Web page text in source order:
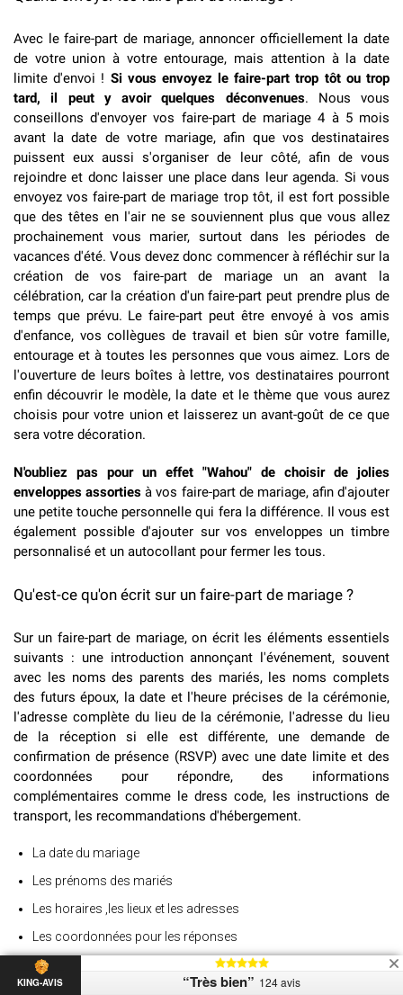
Avec le faire-part de mariage, annoncer officiellement la date
de votre union à votre entourage, mais attention à la date
limite d'envoi ! Si vous envoyez le faire-part trop tôt ou trop
tard, il peut y avoir quelques déconvenues. Nous vous
conseillons d'envoyer vos faire-part de mariage 4 à 5 mois
avant la date de votre mariage, afin que vos destinataires
puissent eux aussi s'organiser de leur côté, afin de vous
rejoindre et donc laisser une place dans leur agenda. Si vous
envoyez vos faire-part de mariage trop tôt, il est fort possible
que des têtes en l'air ne se souviennent plus que vous allez
prochainement vous marier, surtout dans les périodes de
vacances d'été. Vous devez donc commencer à réfléchir sur la
création de vos faire-part de mariage un an avant la
célébration, car la création d'un faire-part peut prendre plus de
temps que prévu. Le faire-part peut être envoyé à vos amis
d'enfance, vos collègues de travail et bien sûr votre famille,
entourage et à toutes les personnes que vous aimez. Lors de
l'ouverture de leurs boîtes à lettre, vos destinataires pourront
enfin découvrir le modèle, la date et le thème que vous aurez
choisis pour votre union et laisserez un avant-goût de ce que
sera votre décoration.
N'oubliez pas pour un effet "Wahou" de choisir de jolies
enveloppes assorties à vos faire-part de mariage, afin d'ajouter
une petite touche personnelle qui fera la différence. Il vous est
également possible d'ajouter sur vos enveloppes un timbre
personnalisé et un autocollant pour fermer les tous.
Qu'est-ce qu'on écrit sur un faire-part de mariage ?
Sur un faire-part de mariage, on écrit les éléments essentiels
suivants : une introduction annonçant l'événement, souvent
avec les noms des parents des mariés, les noms complets
des futurs époux, la date et l'heure précises de la cérémonie,
l'adresse complète du lieu de la cérémonie, l'adresse du lieu
de la réception si elle est différente, une demande de
confirmation de présence (RSVP) avec une date limite et des
coordonnées pour répondre, des informations
complémentaires comme le dress code, les instructions de
transport, les recommandations d'hébergement.
La date du mariage
Les prénoms des mariés
Les horaires ,les lieux et les adresses
Les coordonnées pour les réponses
La date de la réponse souhaitée
KING-AVIS “Très bien” 124 avis